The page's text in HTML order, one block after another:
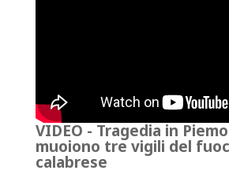
VIDEO - Tragedia in
muoiono tre vigili del
calabrese